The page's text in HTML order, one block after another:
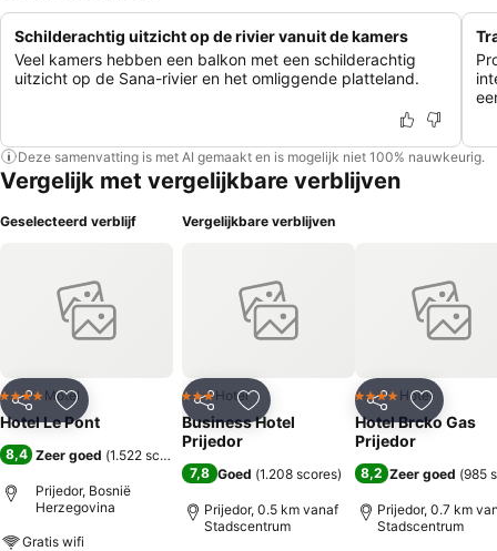
Schilderachtig uitzicht op de rivier vanuit de kamers
Veel kamers hebben een balkon met een schilderachtig
uitzicht op de Sana-rivier en het omliggende platteland.
Deze samenvatting is met AI gemaakt en is mogelijk niet 100% nauwkeurig.
Vergelijk met vergelijkbare verblijven
Geselecteerd verblijf
Delen Toevoegen aan favorieten
4 SterrenMotel
Hotel Le Pont
8,4 Zeer goed (1.522 scores
Prijedor, Bosnië
Herzegovina
Gratis wifi
Vergelijkbare verblijven
Delen Toevoegen aan favorieten
3 Sterren
Hotel
Business Hotel
Prijedor
7,8 Goed (1.208 scores)
Prijedor, 0.5 km vanaf
Stadscentrum
Delen
4 SterrenHotel
Hotel Brcko Gas
Prijedor
8,2 Zeer goed (985
Prijedor, 0.7 km
Stadscentrum